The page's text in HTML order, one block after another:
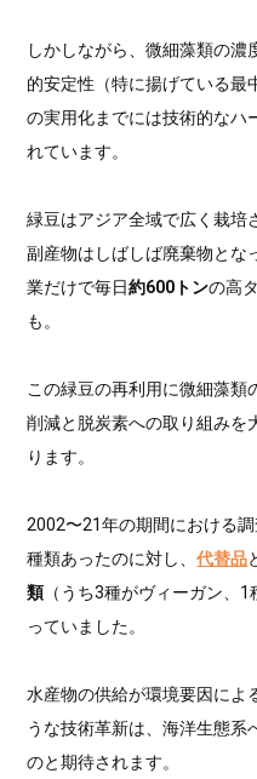
しかしながら、微細藻類の濃
的安定性（特に揚げている最
の実用化までには技術的なハ
れています。
緑豆はアジア全域で広く栽培
副産物はしばしば廃棄物とな
業だけで毎日約600トンの高
も。
この緑豆の再利用に微細藻類
削減と脱炭素への取り組みを
ります。
2002〜21年の期間における
種類あったのに対し、代替品
類 （うち3種がヴィーガン、
っていました。
水産物の供給が環境要因によ
うな技術革新は、海洋生態系
のと期待されます。